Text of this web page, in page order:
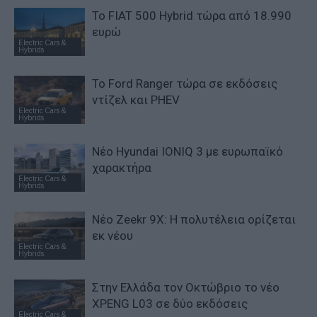
Electric Cars &
Hybrids
Το FIAT 500 Hybrid τώρα από 18.990
ευρώ
Electric Cars &
Hybrids
Το Ford Ranger τώρα σε εκδόσεις
ντίζελ και PHEV
Electric Cars &
Hybrids
Νέο Hyundai IONIQ 3 με ευρωπαϊκό
χαρακτήρα
Electric Cars &
Hybrids
Νέο Zeekr 9X: Η πολυτέλεια ορίζεται
εκ νέου
Electric Cars &
Στην Ελλάδα τον Οκτώβριο το νέο
XPENG L03 σε δύο εκδόσεις